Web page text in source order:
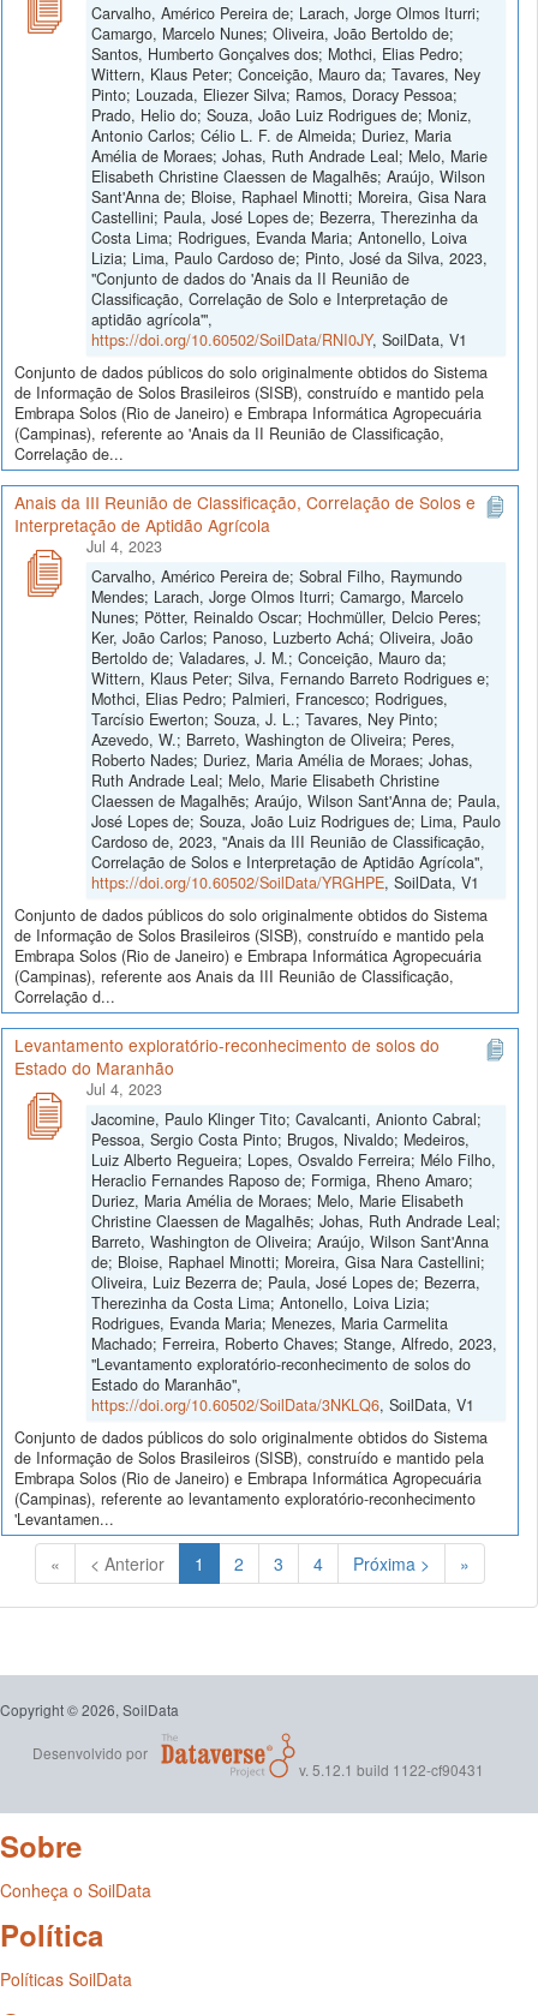
Carvalho, Américo Pereira de; Larach, Jorge Olmos Iturri;
Camargo, Marcelo Nunes; Oliveira, João Bertoldo de;
Santos, Humberto Gonçalves dos; Mothci, Elias Pedro;
Wittern, Klaus Peter; Conceição, Mauro da; Tavares, Ney
Pinto; Louzada, Eliezer Silva; Ramos, Doracy Pessoa;
Prado, Helio do; Souza, João Luiz Rodrigues de; Moniz,
Antonio Carlos; Célio L. F. de Almeida; Duriez, Maria
Amélia de Moraes; Johas, Ruth Andrade Leal; Melo, Marie
Elisabeth Christine Claessen de Magalhẽs; Araújo, Wilson
Sant'Anna de; Bloise, Raphael Minotti; Moreira, Gisa Nara
Castellini; Paula, José Lopes de; Bezerra, Therezinha da
Costa Lima; Rodrigues, Evanda Maria; Antonello, Loiva
Lizia; Lima, Paulo Cardoso de; Pinto, José da Silva, 2023,
"Conjunto de dados do 'Anais da II Reunião de
Classificação, Correlação de Solo e Interpretação de
aptidão agrícola'",
https://doi.org/10.60502/SoilData/RNI0JY, SoilData, V1
Conjunto de dados públicos do solo originalmente obtidos do Sistema
de Informação de Solos Brasileiros (SISB), construído e mantido pela
Embrapa Solos (Rio de Janeiro) e Embrapa Informática Agropecuária
(Campinas), referente ao 'Anais da II Reunião de Classificação,
Correlação de...
Anais da III Reunião de Classificação, Correlação de Solos e
Interpretação de Aptidão Agrícola
Jul 4, 2023
Carvalho, Américo Pereira de; Sobral Filho, Raymundo
Mendes; Larach, Jorge Olmos Iturri; Camargo, Marcelo
Nunes; Pötter, Reinaldo Oscar; Hochmüller, Delcio Peres;
Ker, João Carlos; Panoso, Luzberto Achá; Oliveira, João
Bertoldo de; Valadares, J. M.; Conceição, Mauro da;
Wittern, Klaus Peter; Silva, Fernando Barreto Rodrigues e;
Mothci, Elias Pedro; Palmieri, Francesco; Rodrigues,
Tarcísio Ewerton; Souza, J. L.; Tavares, Ney Pinto;
Azevedo, W.; Barreto, Washington de Oliveira; Peres,
Roberto Nades; Duriez, Maria Amélia de Moraes; Johas,
Ruth Andrade Leal; Melo, Marie Elisabeth Christine
Claessen de Magalhẽs; Araújo, Wilson Sant'Anna de; Paula,
José Lopes de; Souza, João Luiz Rodrigues de; Lima, Paulo
Cardoso de, 2023, "Anais da III Reunião de Classificação,
Correlação de Solos e Interpretação de Aptidão Agrícola",
https://doi.org/10.60502/SoilData/YRGHPE, SoilData, V1
Conjunto de dados públicos do solo originalmente obtidos do Sistema
de Informação de Solos Brasileiros (SISB), construído e mantido pela
Embrapa Solos (Rio de Janeiro) e Embrapa Informática Agropecuária
(Campinas), referente aos Anais da III Reunião de Classificação,
Correlação d...
Levantamento exploratório-reconhecimento de solos do
Estado do Maranhão
Jul 4, 2023
Jacomine, Paulo Klinger Tito; Cavalcanti, Anionto Cabral;
Pessoa, Sergio Costa Pinto; Brugos, Nivaldo; Medeiros,
Luiz Alberto Regueira; Lopes, Osvaldo Ferreira; Mélo Filho,
Heraclio Fernandes Raposo de; Formiga, Rheno Amaro;
Duriez, Maria Amélia de Moraes; Melo, Marie Elisabeth
Christine Claessen de Magalhẽs; Johas, Ruth Andrade Leal;
Barreto, Washington de Oliveira; Araújo, Wilson Sant'Anna
de; Bloise, Raphael Minotti; Moreira, Gisa Nara Castellini;
Oliveira, Luiz Bezerra de; Paula, José Lopes de; Bezerra,
Therezinha da Costa Lima; Antonello, Loiva Lizia;
Rodrigues, Evanda Maria; Menezes, Maria Carmelita
Machado; Ferreira, Roberto Chaves; Stange, Alfredo, 2023,
"Levantamento exploratório-reconhecimento de solos do
Estado do Maranhão",
https://doi.org/10.60502/SoilData/3NKLQ6, SoilData, V1
Conjunto de dados públicos do solo originalmente obtidos do Sistema
de Informação de Solos Brasileiros (SISB), construído e mantido pela
Embrapa Solos (Rio de Janeiro) e Embrapa Informática Agropecuária
(Campinas), referente ao levantamento exploratório-reconhecimento
'Levantamen...
« < Anterior 1 (Atual)
2 3 4 Próxima > »
Copyright © 2026, SoilData
Desenvolvido por
v. 5.12.1 build 1122-cf90431
Sobre
Conheça o SoilData
Política
Políticas SoilData